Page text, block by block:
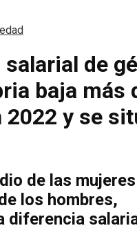
salarial de
baja más
2022 y se
de las
los hombres,
diferencia